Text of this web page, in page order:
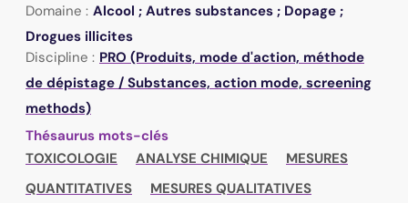
Domaine : Alcool ; Autres substances ; Dopage ;
Drogues illicites
Discipline : PRO (Produits, mode d'action, méthode
de dépistage / Substances, action mode, screening
methods)
Thésaurus mots-clés
TOXICOLOGIE
ANALYSE CHIMIQUE
MESURES
QUANTITATIVES
MESURES QUALITATIVES